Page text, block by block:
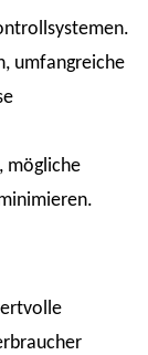
umfangreiche
mögliche